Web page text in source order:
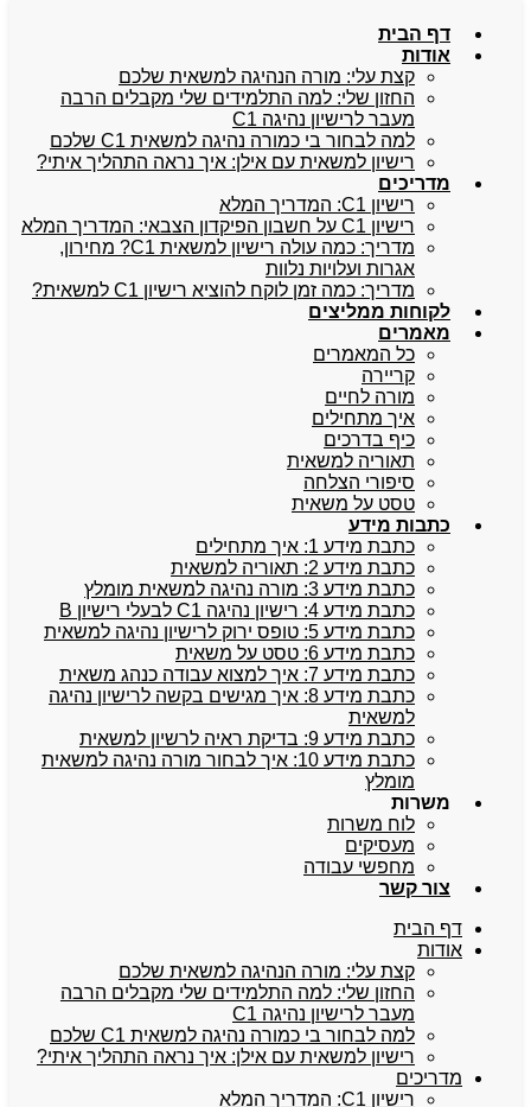
דף הבית
אודות
קצת עלי: מורה הנהיגה למשאית שלכם
החזון שלי: למה התלמידים שלי מקבלים הרבה
מעבר לרישיון נהיגה C1
למה לבחור בי כמורה נהיגה למשאית C1 שלכם
רישיון למשאית עם אילן: איך נראה התהליך איתי?
מדריכים
רישיון C1: המדריך המלא
רישיון C1 על חשבון הפיקדון הצבאי: המדריך המלא
מדריך: כמה עולה רישיון למשאית C1? מחירון,
אגרות ועלויות נלוות
מדריך: כמה זמן לוקח להוציא רישיון C1 למשאית?
לקוחות ממליצים
מאמרים
כל המאמרים
קריירה
מורה לחיים
איך מתחילים
כיף בדרכים
תאוריה למשאית
סיפורי הצלחה
טסט על משאית
כתבות מידע
כתבת מידע 1: איך מתחילים
כתבת מידע 2: תאוריה למשאית
כתבת מידע 3: מורה נהיגה למשאית מומלץ
כתבת מידע 4: רישיון נהיגה C1 לבעלי רישיון B
כתבת מידע 5: טופס ירוק לרישיון נהיגה למשאית
כתבת מידע 6: טסט על משאית
כתבת מידע 7: איך למצוא עבודה כנהג משאית
כתבת מידע 8: איך מגישים בקשה לרישיון נהיגה
למשאית
כתבת מידע 9: בדיקת ראיה לרשיון למשאית
כתבת מידע 10: איך לבחור מורה נהיגה למשאית
מומלץ
משרות
לוח משרות
מעסיקים
מחפשי עבודה
צור קשר
דף הבית
אודות
קצת עלי: מורה הנהיגה למשאית שלכם
החזון שלי: למה התלמידים שלי מקבלים הרבה
מעבר לרישיון נהיגה C1
למה לבחור בי כמורה נהיגה למשאית C1 שלכם
רישיון למשאית עם אילן: איך נראה התהליך איתי?
מדריכים
רישיון C1: המדריך המלא